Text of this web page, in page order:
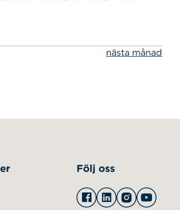
som bara tickar på och
nästa månad
Följ oss
Facebook
LinkedinInstagram